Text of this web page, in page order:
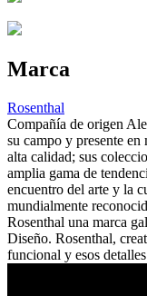
Marca
Rosenthal
Compañía de origen
su campo y presente en
alta calidad; sus
amplia gama de
encuentro del arte y la
mundialmente
Rosenthal una marca
Diseño. Rosenthal,
funcional y esos